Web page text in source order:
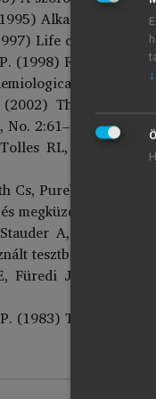
Alkalmazott
Life changes
(1998)
studies of
The Brief
2:61–70.
RL, Murakami
Cs, Purebl Gy,
megküzdés
A,
tesztbattéria
Füredi J. (2001) A
(1983) The Hospital
↓